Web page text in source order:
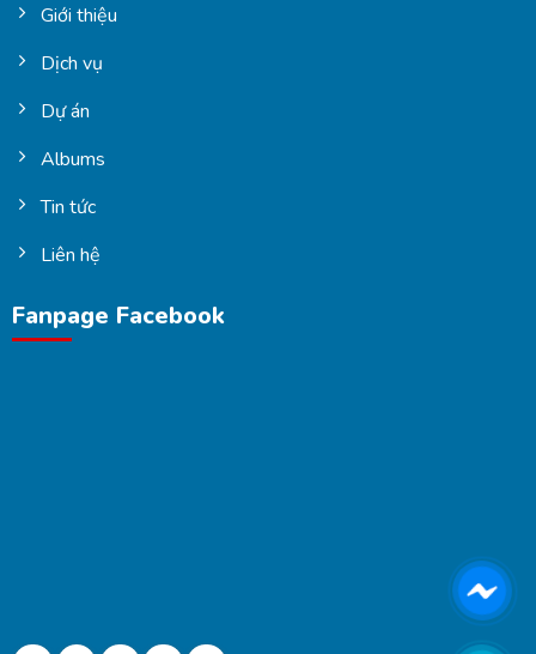
Giới thiệu
Dịch vụ
Dự án
Albums
Tin tức
Liên hệ
Fanpage Facebook